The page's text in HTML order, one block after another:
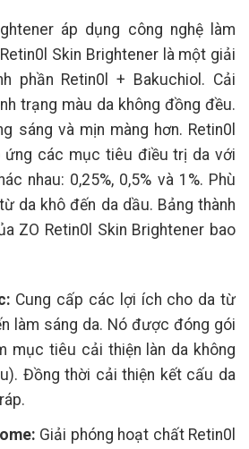
áp dụng công nghệ làm
Skin Brightener là một giải
phần Retin0l + Bakuchiol. Cải
trạng màu da không đồng đều.
sáng và mịn màng hơn. Retin0l
ứng các mục tiêu điều trị da với
nhau: 0,25%, 0,5% và 1%. Phù
da khô đến da dầu. Bảng thành
ZO Retin0l Skin Brightener bao
Cung cấp các lợi ích cho da từ
làm sáng da. Nó được đóng gói
mục tiêu cải thiện làn da không
Đồng thời cải thiện kết cấu da
Giải phóng hoạt chất Retin0l